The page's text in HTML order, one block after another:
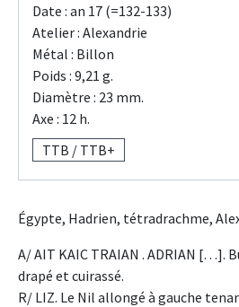
Date : an 17 (=132-133)
Atelier : Alexandrie
Métal : Billon
Poids : 9,21 g.
Diamètre : 23 mm.
Axe : 12 h.
TTB / TTB+
Égypte, Hadrien, tétradrachme,
A/ AIT KAIC TRAIAN . ADRIAN […].
drapé et cuirassé.
R/ LIZ. Le Nil allongé à gauche